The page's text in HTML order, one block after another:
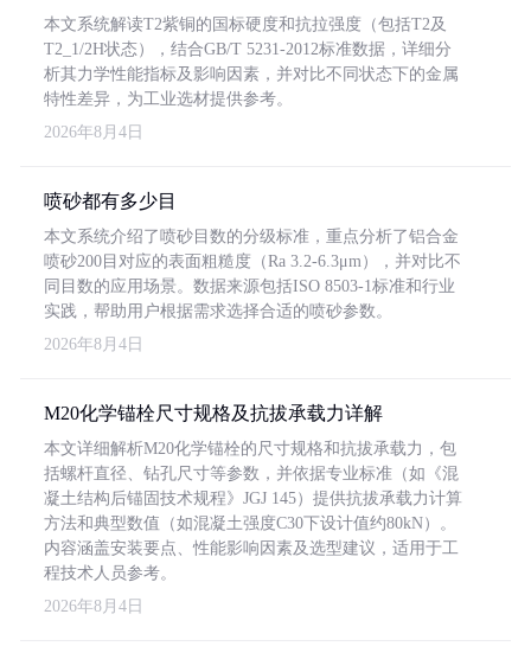
本文系统解读T2紫铜的国标硬度和抗拉强度（包括T2及
T2_1/2H状态），结合GB/T 5231-2012标准数据，详细分
析其力学性能指标及影响因素，并对比不同状态下的金属
特性差异，为工业选材提供参考。
2026年8月4日
喷砂都有多少目
本文系统介绍了喷砂目数的分级标准，重点分析了铝合金
喷砂200目对应的表面粗糙度（Ra 3.2-6.3μm），并对比不
同目数的应用场景。数据来源包括ISO 8503-1标准和行业
实践，帮助用户根据需求选择合适的喷砂参数。
2026年8月4日
M20化学锚栓尺寸规格及抗拔承载力详解
本文详细解析M20化学锚栓的尺寸规格和抗拔承载力，包
括螺杆直径、钻孔尺寸等参数，并依据专业标准（如《混
凝土结构后锚固技术规程》JGJ 145）提供抗拔承载力计算
方法和典型数值（如混凝土强度C30下设计值约80kN）。
内容涵盖安装要点、性能影响因素及选型建议，适用于工
程技术人员参考。
2026年8月4日